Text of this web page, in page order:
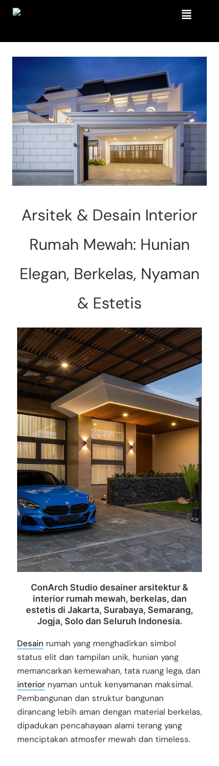
Arsitek & Desain Interior
Rumah Mewah: Hunian
Elegan, Berkelas, Nyaman
& Estetis
ConArch Studio desainer arsitektur &
interior rumah mewah, berkelas, dan
estetis di Jakarta, Surabaya, Semarang,
Jogja, Solo dan Seluruh Indonesia.
Desain rumah yang menghadirkan simbol
status elit dan tampilan unik, hunian yang
memancarkan kemewahan, tata ruang lega, dan
interior nyaman untuk kenyamanan maksimal.
Pembangunan dan struktur bangunan
dirancang lebih aman dengan material berkelas,
dipadukan pencahayaan alami terang yang
menciptakan atmosfer mewah dan timeless.